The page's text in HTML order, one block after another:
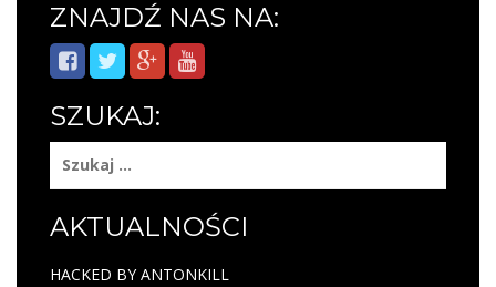
ZNAJDŹ NAS NA:
SZUKAJ:
AKTUALNOŚCI
HACKED BY ANTONKILL